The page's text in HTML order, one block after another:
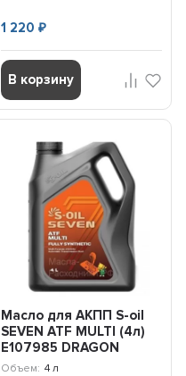
1 220 ₽
В корзину
Масло для АКПП S-oil
SEVEN ATF MULTI (4л)
E107985 DRAGON
Объем: 4 л